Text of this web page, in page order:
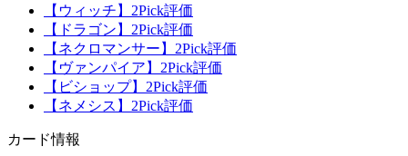
【ウィッチ】2Pick評価
【ドラゴン】2Pick評価
【ネクロマンサー】2Pick評価
【ヴァンパイア】2Pick評価
【ビショップ】2Pick評価
【ネメシス】2Pick評価
カード情報